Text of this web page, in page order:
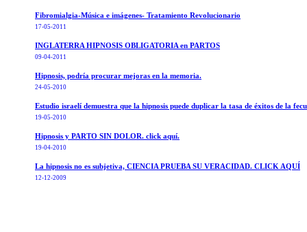
Fibromialgia-Música e imágenes- Tratamiento Revolucionario
17-05-2011
INGLATERRA HIPNOSIS OBLIGATORIA en PARTOS
09-04-2011
Hipnosis, podría procurar mejoras en la memoria.
24-05-2010
Estudio israelí demuestra que la hipnosis puede duplicar la tasa de éxitos de la
19-05-2010
Hipnosis y PARTO SIN DOLOR. click aquí.
19-04-2010
La hipnosis no es subjetiva, CIENCIA PRUEBA SU VERACIDAD. CLICK AQUÍ
12-12-2009